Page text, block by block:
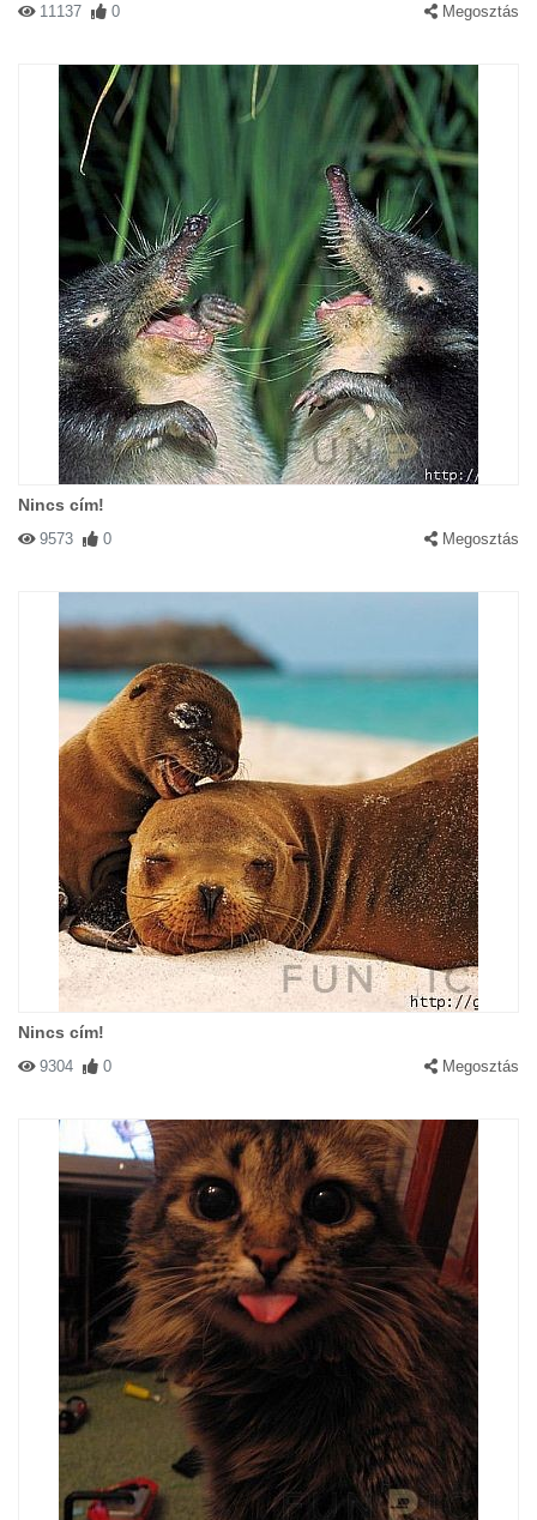
11137 0 Megosztás
Nincs cím!
9573 0 Megosztás
Nincs cím!
9304 0 Megosztás